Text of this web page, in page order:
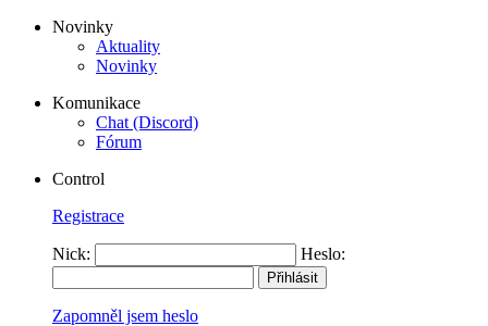
Novinky
Aktuality
Novinky
Komunikace
Chat (Discord)
Fórum
Control
Registrace
Nick: Heslo:
Zapomněl jsem heslo